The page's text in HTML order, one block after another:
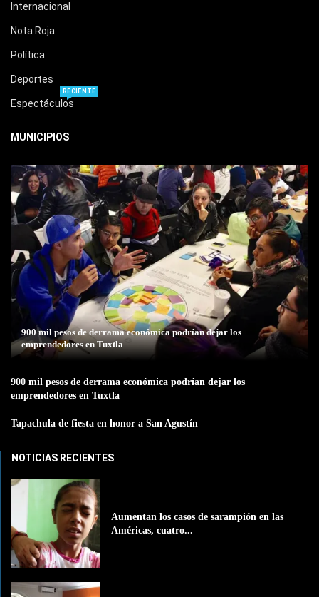
Internacional
Nota Roja
Política
Deportes
Espectáculos
RECIENTE
MUNICIPIOS
900 mil pesos de derrama económica podrían dejar los
emprendedores en Tuxtla
900 mil pesos de derrama económica podrían dejar los
emprendedores en Tuxtla
Tapachula de fiesta en honor a San Agustín
NOTICIAS RECIENTES
Aumentan los casos de sarampión en las
Américas, cuatro...